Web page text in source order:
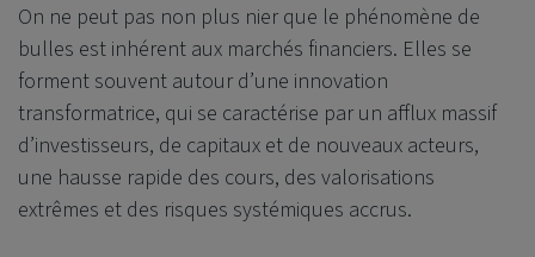
On ne peut pas non plus nier que le phénomène de
bulles est inhérent aux marchés financiers. Elles se
forment souvent autour d’une innovation
transformatrice, qui se caractérise par un afflux massif
d’investisseurs, de capitaux et de nouveaux acteurs,
une hausse rapide des cours, des valorisations
extrêmes et des risques systémiques accrus.